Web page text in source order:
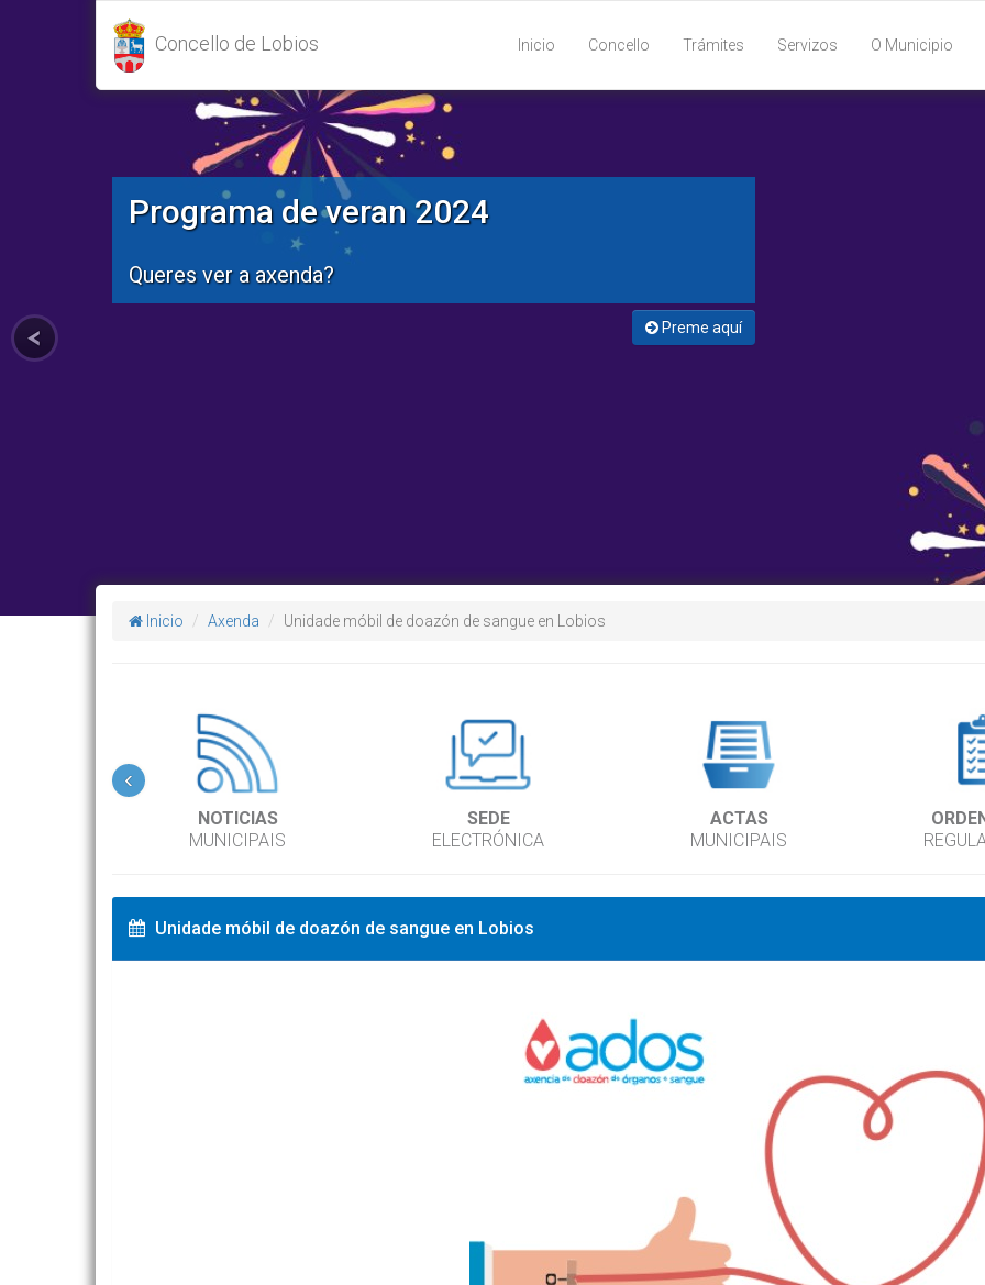
Concello de Lobios Inicio Concello Trámites Servizos O Municipio
Programa de veran 2024
Queres ver a axenda?
Preme aquí
Inicio Axenda Unidade móbil de doazón de sangue en Lobios
NOTICIAS
MUNICIPAIS
SEDE
ELECTRÓNICA
ACTAS
MUNICIPAIS
‹
Unidade móbil de doazón de sangue en Lobios